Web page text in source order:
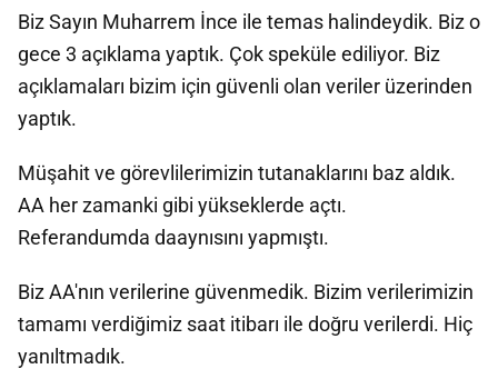
Biz Sayın Muharrem İnce ile temas halindeydik. Biz o
gece 3 açıklama yaptık. Çok speküle ediliyor. Biz
açıklamaları bizim için güvenli olan veriler üzerinden
yaptık.
Müşahit ve görevlilerimizin tutanaklarını baz aldık.
AA her zamanki gibi yükseklerde açtı.
Referandumda daaynısını yapmıştı.
Biz AA'nın verilerine güvenmedik. Bizim verilerimizin
tamamı verdiğimiz saat itibarı ile doğru verilerdi. Hiç
yanıltmadık.